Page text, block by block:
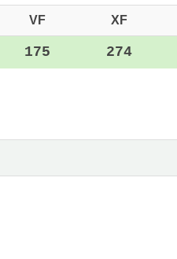
VF XF
175 274